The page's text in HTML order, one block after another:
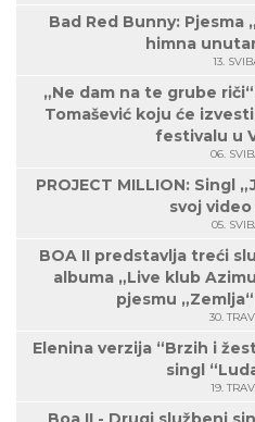
Bad Red Bunny: Pjesma
himna
13.
„Ne dam na te grube
Tomašević koju će
festivalu u
06.
PROJECT MILLION: Singl
svoj
05.
BOA II predstavlja treći
albuma „Live klub
pjesmu
30.
Elenina verzija “Brzih i
singl
19.